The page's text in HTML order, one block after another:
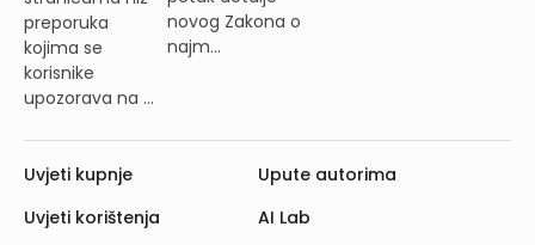
preporuka
kojima se
korisnike
upozorava na ...
novog Zakona o
najm...
Uvjeti kupnje
Uvjeti korištenja
Upute autorima
AI Lab